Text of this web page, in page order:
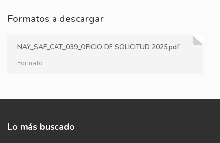
Formatos a descargar
NAY_SAF_CAT_039_OFICIO DE SOLICITUD 2025.pdf
Formato
Lo más buscado